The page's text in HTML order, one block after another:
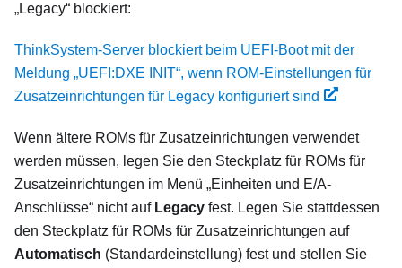
„Legacy“ blockiert:
ThinkSystem-Server blockiert beim UEFI-Boot mit der
Meldung „UEFI:DXE INIT“, wenn ROM-Einstellungen für
Zusatzeinrichtungen für Legacy konfiguriert sind
Wenn ältere ROMs für Zusatzeinrichtungen verwendet
werden müssen, legen Sie den Steckplatz für ROMs für
Zusatzeinrichtungen im Menü „Einheiten und E/A-
Anschlüsse“ nicht auf Legacy fest. Legen Sie stattdessen
den Steckplatz für ROMs für Zusatzeinrichtungen auf
Automatisch (Standardeinstellung) fest und stellen Sie